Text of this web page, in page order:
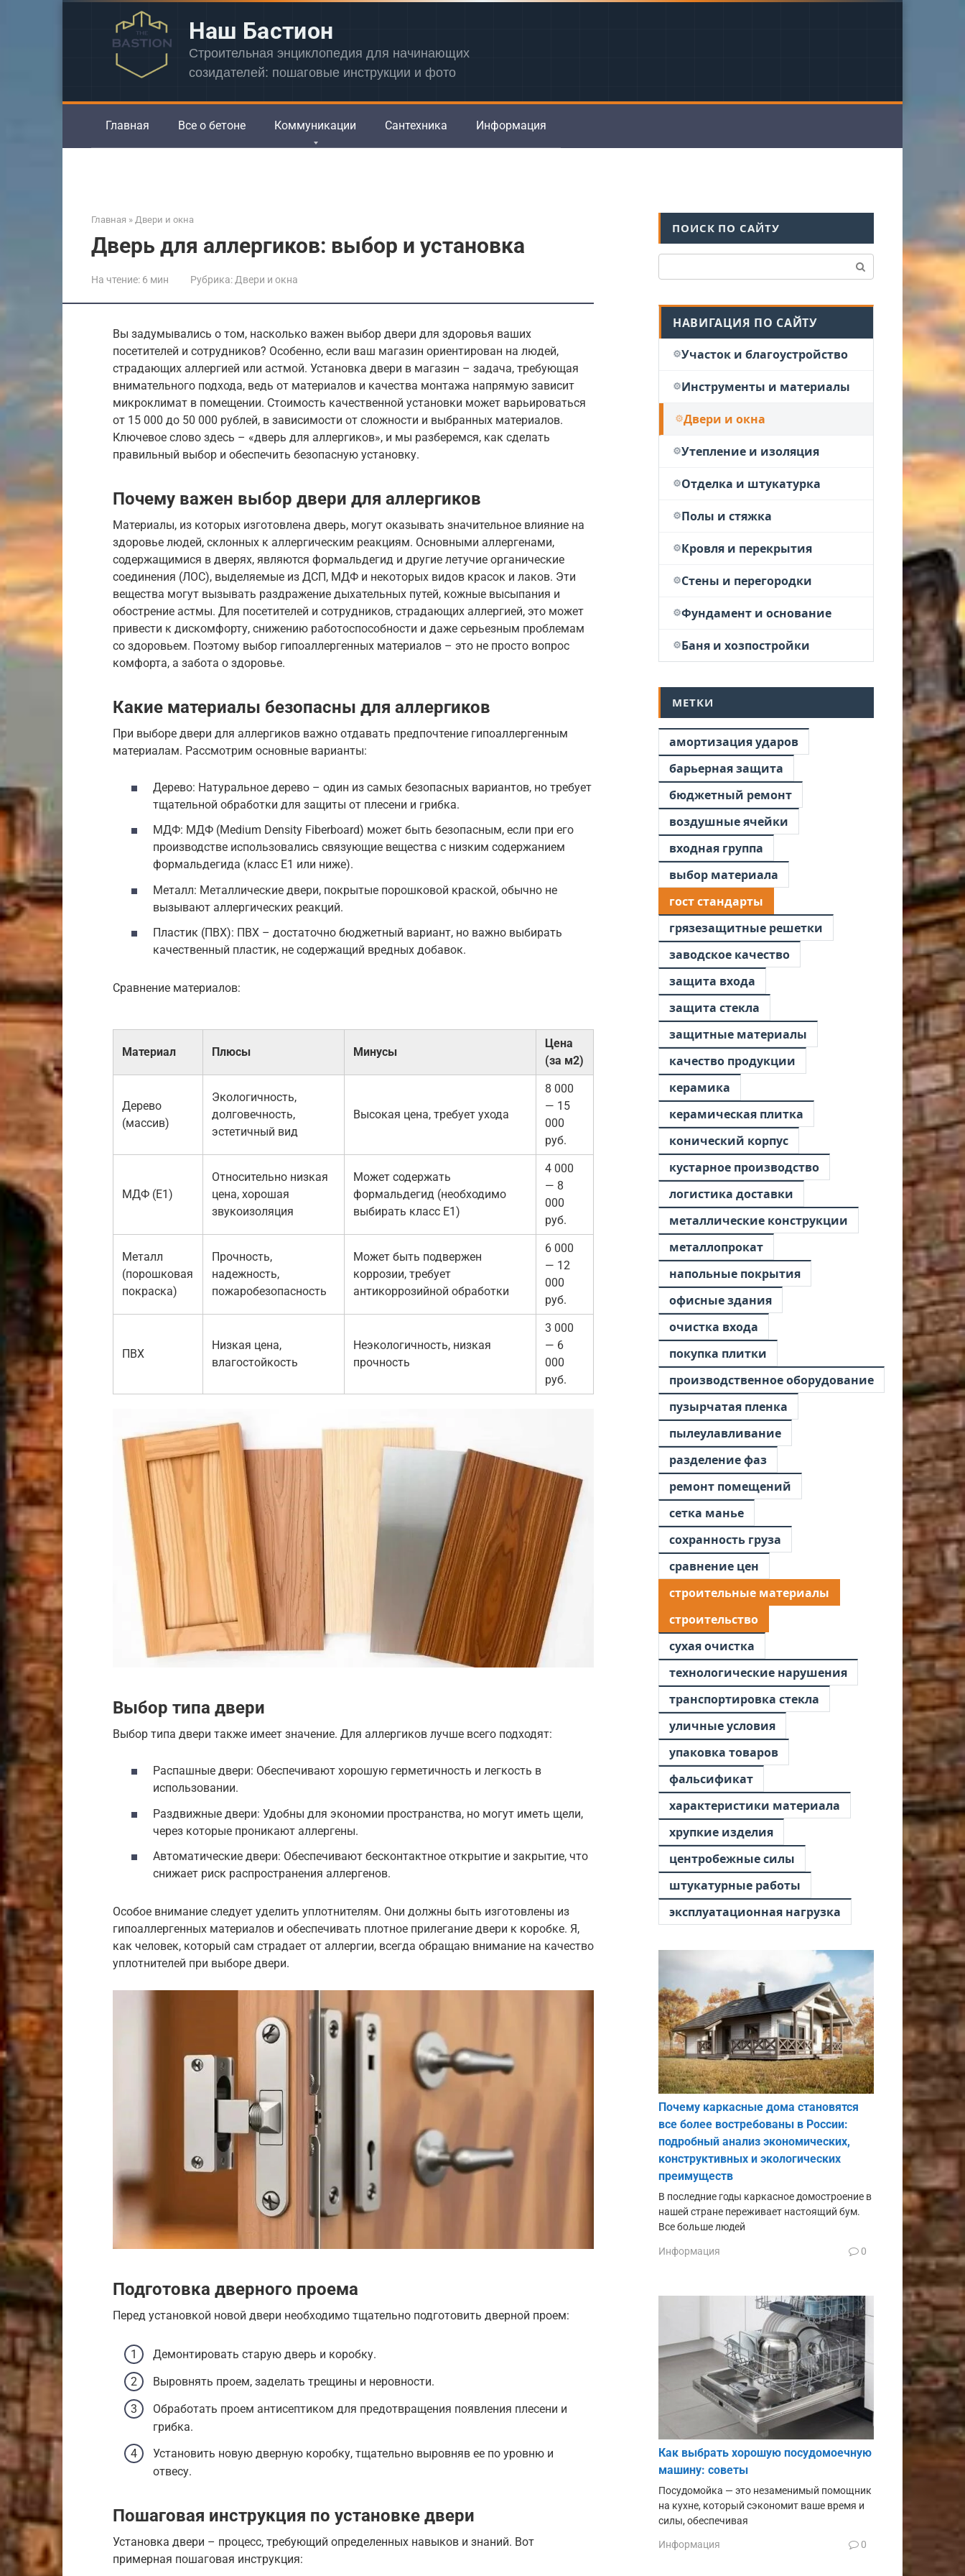
Наш Бастион
Строительная энциклопедия для начинающих
созидателей: пошаговые инструкции и фото
Главная Все о бетоне Коммуникации Сантехника Информация
Главная » Двери и окна
Дверь для аллергиков: выбор и установка
На чтение: 6 мин Рубрика: Двери и окна
Вы задумывались о том, насколько важен выбор двери для здоровья ваших
посетителей и сотрудников? Особенно, если ваш магазин ориентирован на людей,
страдающих аллергией или астмой. Установка двери в магазин – задача, требующая
внимательного подхода, ведь от материалов и качества монтажа напрямую зависит
микроклимат в помещении. Стоимость качественной установки может варьироваться
от 15 000 до 50 000 рублей, в зависимости от сложности и выбранных материалов.
Ключевое слово здесь – «дверь для аллергиков», и мы разберемся, как сделать
правильный выбор и обеспечить безопасную установку.
Почему важен выбор двери для аллергиков
Материалы, из которых изготовлена дверь, могут оказывать значительное влияние на
здоровье людей, склонных к аллергическим реакциям. Основными аллергенами,
содержащимися в дверях, являются формальдегид и другие летучие органические
соединения (ЛОС), выделяемые из ДСП, МДФ и некоторых видов красок и лаков. Эти
вещества могут вызывать раздражение дыхательных путей, кожные высыпания и
обострение астмы. Для посетителей и сотрудников, страдающих аллергией, это может
привести к дискомфорту, снижению работоспособности и даже серьезным проблемам
со здоровьем. Поэтому выбор гипоаллергенных материалов – это не просто вопрос
комфорта, а забота о здоровье.
Какие материалы безопасны для аллергиков
При выборе двери для аллергиков важно отдавать предпочтение гипоаллергенным
материалам. Рассмотрим основные варианты:
Дерево: Натуральное дерево – один из самых безопасных вариантов, но требует
тщательной обработки для защиты от плесени и грибка.
МДФ: МДФ (Medium Density Fiberboard) может быть безопасным, если при его
производстве использовались связующие вещества с низким содержанием
формальдегида (класс E1 или ниже).
Металл: Металлические двери, покрытые порошковой краской, обычно не
вызывают аллергических реакций.
Пластик (ПВХ): ПВХ – достаточно бюджетный вариант, но важно выбирать
качественный пластик, не содержащий вредных добавок.
Сравнение материалов:
Материал Плюсы Минусы
Цена
(за м2)
Дерево
(массив)
Экологичность,
долговечность,
эстетичный вид
Высокая цена, требует ухода
8 000
— 15
000
руб.
МДФ (E1)
Относительно низкая
цена, хорошая
звукоизоляция
Может содержать
формальдегид (необходимо
выбирать класс E1)
4 000
— 8
000
руб.
Металл
(порошковая
покраска)
Прочность,
надежность,
пожаробезопасность
Может быть подвержен
коррозии, требует
антикоррозийной обработки
6 000
— 12
000
руб.
ПВХ
Низкая цена,
влагостойкость
Неэкологичность, низкая
прочность
3 000
— 6
000
руб.
Выбор типа двери
Выбор типа двери также имеет значение. Для аллергиков лучше всего подходят:
Распашные двери: Обеспечивают хорошую герметичность и легкость в
использовании.
Раздвижные двери: Удобны для экономии пространства, но могут иметь щели,
через которые проникают аллергены.
Автоматические двери: Обеспечивают бесконтактное открытие и закрытие, что
снижает риск распространения аллергенов.
Особое внимание следует уделить уплотнителям. Они должны быть изготовлены из
гипоаллергенных материалов и обеспечивать плотное прилегание двери к коробке. Я,
как человек, который сам страдает от аллергии, всегда обращаю внимание на качество
уплотнителей при выборе двери.
Подготовка дверного проема
Перед установкой новой двери необходимо тщательно подготовить дверной проем:
Демонтировать старую дверь и коробку.
Выровнять проем, заделать трещины и неровности.
Обработать проем антисептиком для предотвращения появления плесени и
грибка.
Установить новую дверную коробку, тщательно выровняв ее по уровню и
отвесу.
Пошаговая инструкция по установке двери
Установка двери – процесс, требующий определенных навыков и знаний. Вот
примерная пошаговая инструкция:
ПОИСК ПО САЙТУ
НАВИГАЦИЯ ПО САЙТУ
Участок и благоустройство
Инструменты и материалы
Двери и окна
Утепление и изоляция
Отделка и штукатурка
Полы и стяжка
Кровля и перекрытия
Стены и перегородки
Фундамент и основание
Баня и хозпостройки
МЕТКИ
амортизация ударов
барьерная защита
бюджетный ремонт
воздушные ячейки
входная группа
выбор материала
гост стандарты
грязезащитные решетки
заводское качество
защита входа
защита стекла
защитные материалы
качество продукции
керамика
керамическая плитка
конический корпус
кустарное производство
логистика доставки
металлические конструкции
металлопрокат
напольные покрытия
офисные здания
очистка входа
покупка плитки
производственное оборудование
пузырчатая пленка
пылеулавливание
разделение фаз
ремонт помещений
сетка манье
сохранность груза
сравнение цен
строительные материалы
строительство
сухая очистка
технологические нарушения
транспортировка стекла
уличные условия
упаковка товаров
фальсификат
характеристики материала
хрупкие изделия
центробежные силы
штукатурные работы
эксплуатационная нагрузка
Почему каркасные дома становятся
все более востребованы в России:
подробный анализ экономических,
конструктивных и экологических
преимуществ
В последние годы каркасное домостроение в
нашей стране переживает настоящий бум.
Все больше людей
Информация 0
Как выбрать хорошую посудомоечную
машину: советы
Посудомойка — это незаменимый помощник
на кухне, который сэкономит ваше время и
силы, обеспечивая
Информация 0